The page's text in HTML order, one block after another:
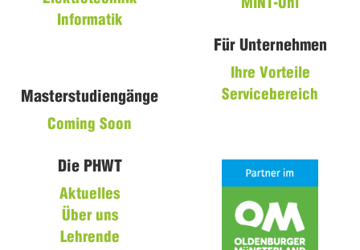
Informatik
Masterstudiengänge
Coming Soon
MINT-Uni
Für Unternehmen
Ihre Vorteile
Servicebereich
Die PHWT
Aktuelles
Über uns
Lehrende